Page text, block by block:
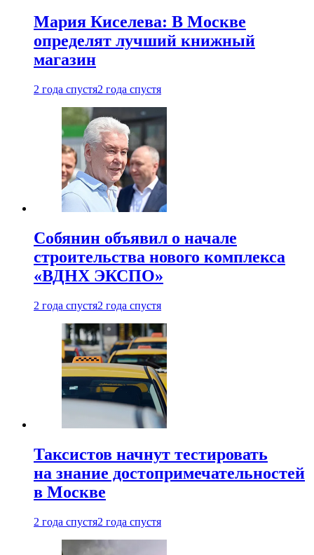
Мария Киселева: В Москве
определят лучший книжный
магазин
2 года спустя2 года спустя
Собянин объявил о начале
строительства нового комплекса
«ВДНХ ЭКСПО»
2 года спустя2 года спустя
Таксистов начнут тестировать
на знание достопримечательностей
в Москве
2 года спустя2 года спустя